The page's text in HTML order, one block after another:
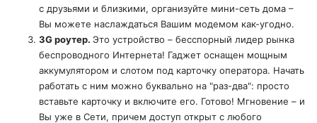
с друзьями и близкими, организуйте мини-сеть дома –
Вы можете наслаждаться Вашим модемом как-угодно.
3G роутер. Это устройство – бесспорный лидер рынка
беспроводного Интернета! Гаджет оснащен мощным
аккумулятором и слотом под карточку оператора. Начать
работать с ним можно буквально на "раз-два": просто
вставьте карточку и включите его. Готово! Мгновение – и
Вы уже в Сети, причем доступ открыт с любого